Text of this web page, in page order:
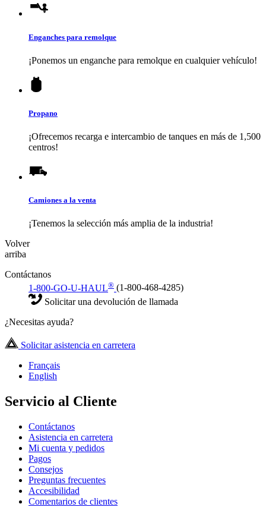
Enganches para remolque
¡Ponemos un enganche para remolque en cualquier vehículo!
Propano
¡Ofrecemos recarga e intercambio de tanques en más de 1,500
centros!
Camiones a la venta
¡Tenemos la selección más amplia de la industria!
Volver
arriba
Contáctanos
1-800-GO-U-HAUL® (1-800-468-4285)
Solicitar una devolución de llamada
¿Necesitas ayuda?
Solicitar asistencia en carretera
Français
English
Servicio al Cliente
Contáctanos
Asistencia en carretera
Mi cuenta y pedidos
Pagos
Consejos
Preguntas frecuentes
Accesibilidad
Comentarios de clientes